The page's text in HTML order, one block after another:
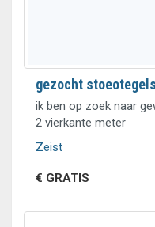
gezocht
ik ben op zoek naar
2 vierkante meter
Zeist
€ GRATIS